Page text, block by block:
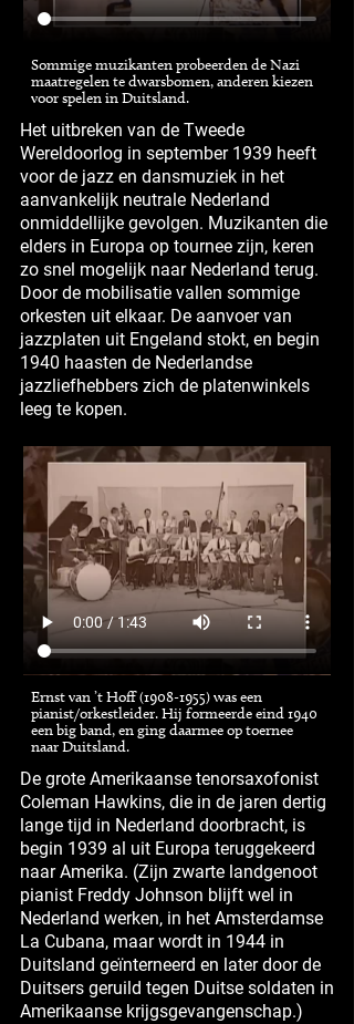
Sommige muzikanten probeerden de Nazi
maatregelen te dwarsbomen, anderen kiezen
voor spelen in Duitsland.
Het uitbreken van de Tweede
Wereldoorlog in september 1939 heeft
voor de jazz en dansmuziek in het
aanvankelijk neutrale Nederland
onmiddellijke gevolgen. Muzikanten die
elders in Europa op tournee zijn, keren
zo snel mogelijk naar Nederland terug.
Door de mobilisatie vallen sommige
orkesten uit elkaar. De aanvoer van
jazzplaten uit Engeland stokt, en begin
1940 haasten de Nederlandse
jazzliefhebbers zich de platenwinkels
leeg te kopen.
Ernst van ’t Hoff (1908-1955) was een
pianist/orkestleider. Hij formeerde eind 1940
een big band, en ging daarmee op toernee
naar Duitsland.
De grote Amerikaanse tenorsaxofonist
Coleman Hawkins, die in de jaren dertig
lange tijd in Nederland doorbracht, is
begin 1939 al uit Europa teruggekeerd
naar Amerika. (Zijn zwarte landgenoot
pianist Freddy Johnson blijft wel in
Nederland werken, in het Amsterdamse
La Cubana, maar wordt in 1944 in
Duitsland geïnterneerd en later door de
Duitsers geruild tegen Duitse soldaten in
Amerikaanse krijgsgevangenschap.)